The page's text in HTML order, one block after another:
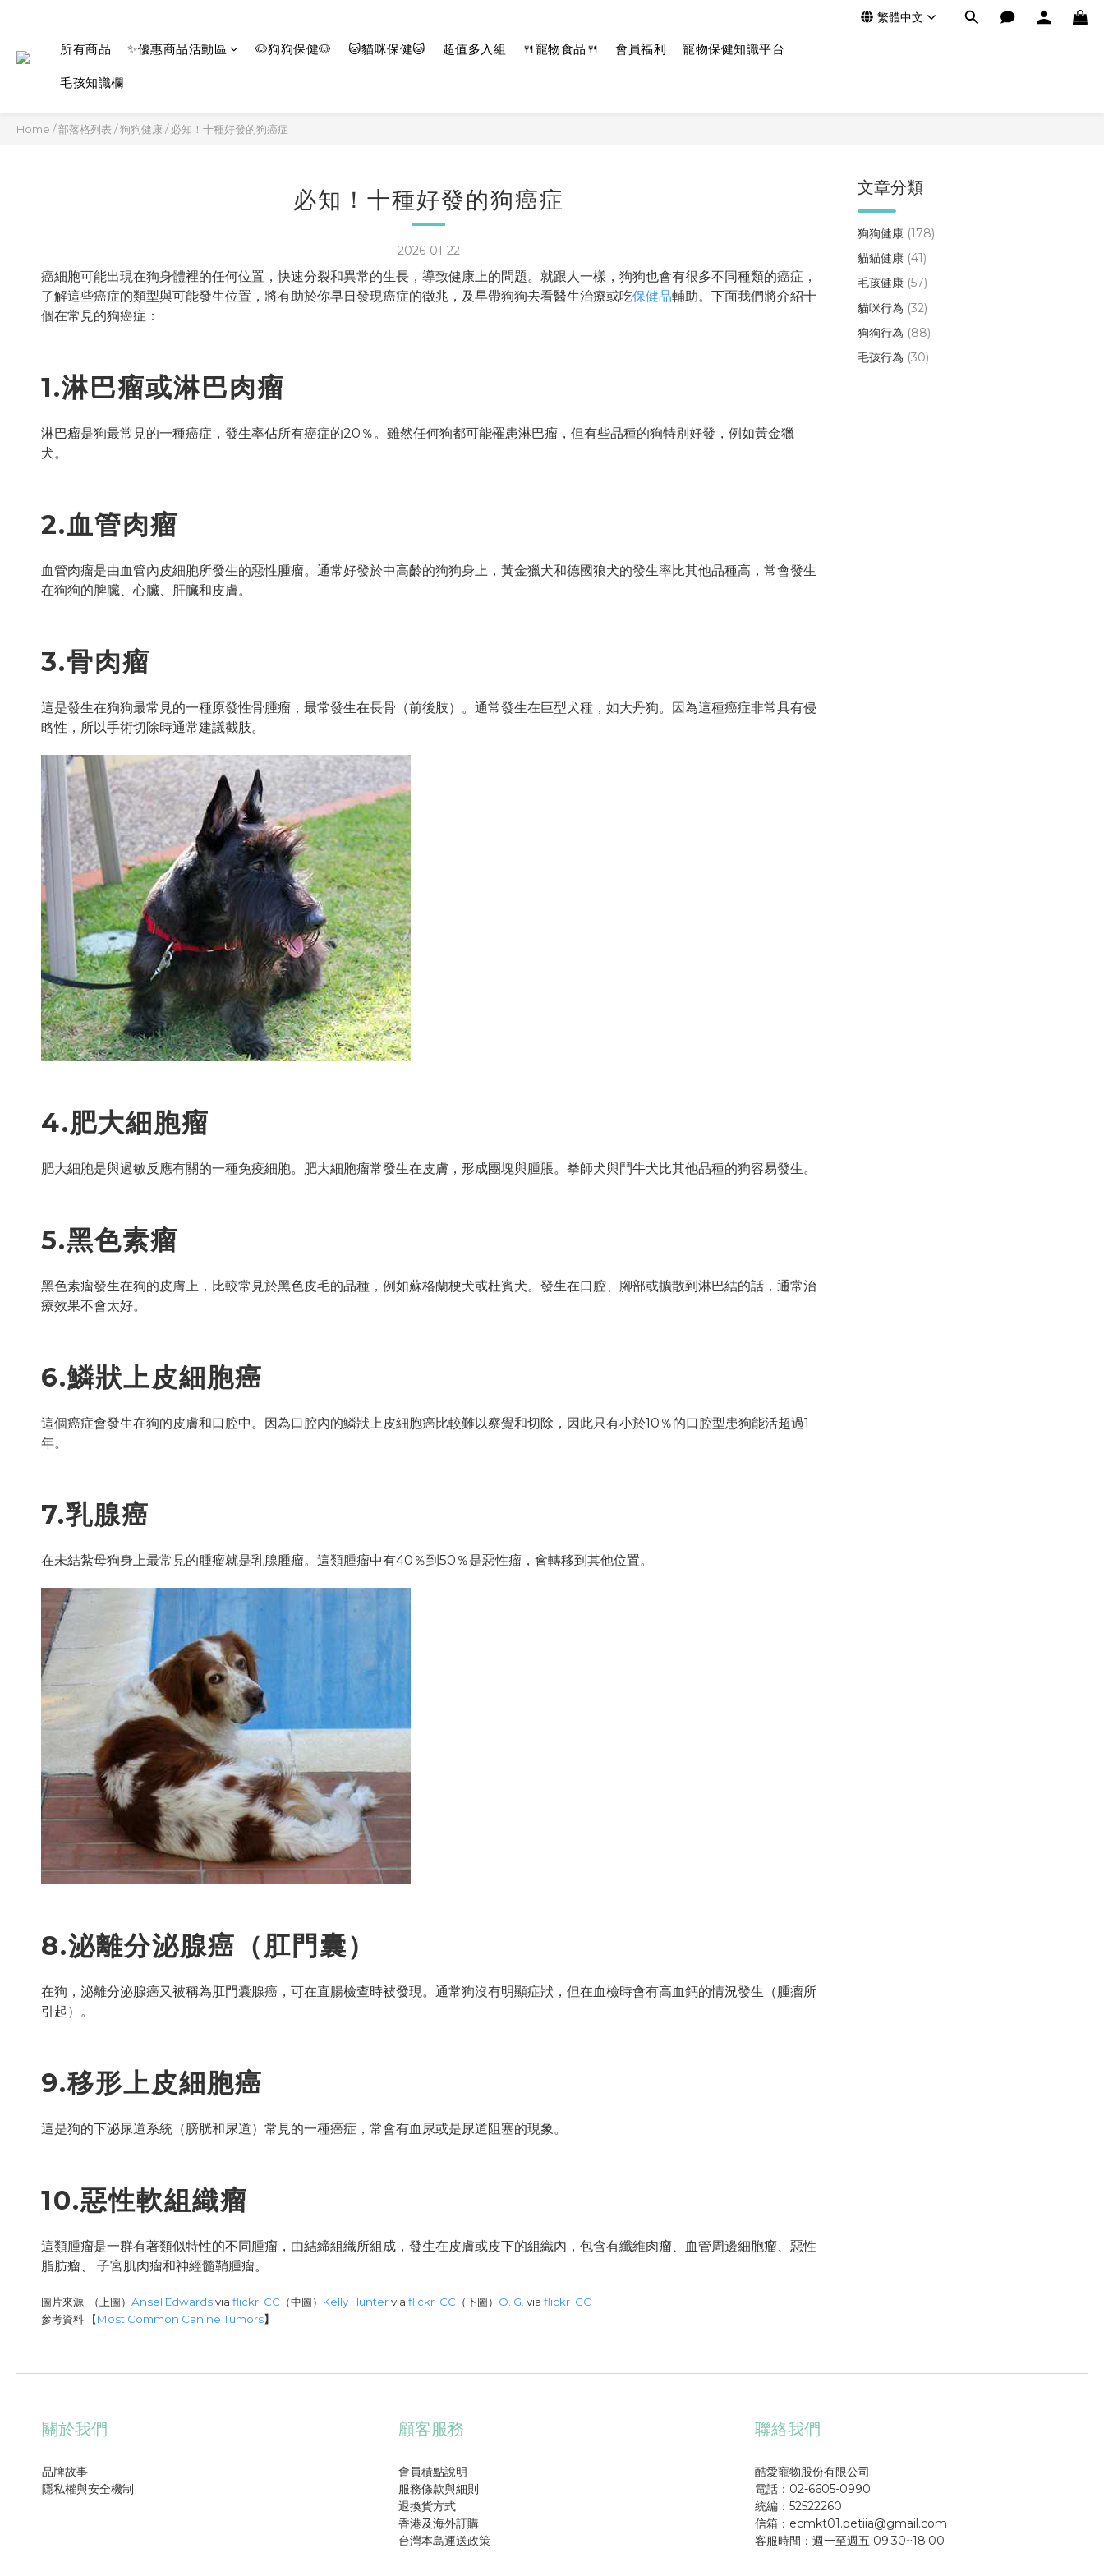
繁體中文
所有商品 ✨優惠商品活動區 🐶狗狗保健🐶 🐱貓咪保健🐱 超值多入組 🍴寵物食品🍴 會員福利 寵物保健知識平台
毛孩知識欄
Home /部落格列表 /狗狗健康 /必知！十種好發的狗癌症
必知！十種好發的狗癌症
2026-01-22
癌細胞可能出現在狗身體裡的任何位置，快速分裂和異常的生長，導致健康上的問題。就跟人一樣，狗狗也會有很多不同種類的癌症，
了解這些癌症的類型與可能發生位置，將有助於你早日發現癌症的徵兆，及早帶狗狗去看醫生治療或吃保健品輔助。下面我們將介紹十
個在常見的狗癌症：
1.淋巴瘤或淋巴肉瘤
淋巴瘤是狗最常見的一種癌症，發生率佔所有癌症的20％。雖然任何狗都可能罹患淋巴瘤，但有些品種的狗特別好發，例如黃金獵
犬。
2.血管肉瘤
血管肉瘤是由血管內皮細胞所發生的惡性腫瘤。通常好發於中高齡的狗狗身上，黃金獵犬和德國狼犬的發生率比其他品種高，常會發生
在狗狗的脾臟、心臟、肝臟和皮膚。
3.骨肉瘤
這是發生在狗狗最常見的一種原發性骨腫瘤，最常發生在長骨（前後肢）。通常發生在巨型犬種，如大丹狗。因為這種癌症非常具有侵
略性，所以手術切除時通常建議截肢。
4.肥大細胞瘤
肥大細胞是與過敏反應有關的一種免疫細胞。肥大細胞瘤常發生在皮膚，形成團塊與腫脹。拳師犬與鬥牛犬比其他品種的狗容易發生。
5.黑色素瘤
黑色素瘤發生在狗的皮膚上，比較常見於黑色皮毛的品種，例如蘇格蘭梗犬或杜賓犬。發生在口腔、腳部或擴散到淋巴結的話，通常治
療效果不會太好。
6.鱗狀上皮細胞癌
這個癌症會發生在狗的皮膚和口腔中。因為口腔內的鱗狀上皮細胞癌比較難以察覺和切除，因此只有小於10％的口腔型患狗能活超過1
年。
7.乳腺癌
在未結紮母狗身上最常見的腫瘤就是乳腺腫瘤。這類腫瘤中有40％到50％是惡性瘤，會轉移到其他位置。
8.泌離分泌腺癌（肛門囊）
在狗，泌離分泌腺癌又被稱為肛門囊腺癌，可在直腸檢查時被發現。通常狗沒有明顯症狀，但在血檢時會有高血鈣的情況發生（腫瘤所
引起）。
9.移形上皮細胞癌
這是狗的下泌尿道系統（膀胱和尿道）常見的一種癌症，常會有血尿或是尿道阻塞的現象。
10.惡性軟組織瘤
這類腫瘤是一群有著類似特性的不同腫瘤，由結締組織所組成，發生在皮膚或皮下的組織內，包含有纖維肉瘤、血管周邊細胞瘤、惡性
脂肪瘤、 子宮肌肉瘤和神經髓鞘腫瘤。
圖片來源: （上圖） Ansel Edwardsvia flickr CC （中圖） Kelly Huntervia flickr CC （下圖） O. G. via flickr CC
參考資料:【Most Common Canine Tumors】
文章分類
狗狗健康 (178)
貓貓健康 (41)
毛孩健康 (57)
貓咪行為 (32)
狗狗行為 (88)
毛孩行為 (30)
關於我們
品牌故事
隱私權與安全機制
顧客服務
會員積點說明
服務條款與細則
退換貨方式
香港及海外訂購
台灣本島運送政策
聯絡我們
酷愛寵物股份有限公司
電話：02-6605-0990
統編：52522260
信箱：ecmkt01.petiia@gmail.com
客服時間：週一至週五 09:30~18:00